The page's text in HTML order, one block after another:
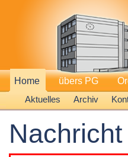
Home
Aktuelles
Archiv
übers PG